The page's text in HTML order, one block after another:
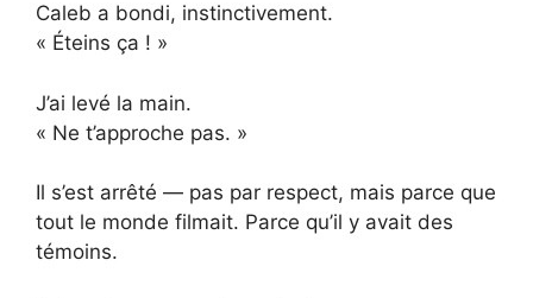
Caleb a bondi, instinctivement.
« Éteins ça ! »
J’ai levé la main.
« Ne t’approche pas. »
Il s’est arrêté — pas par respect, mais parce que
tout le monde filmait. Parce qu’il y avait des
témoins.